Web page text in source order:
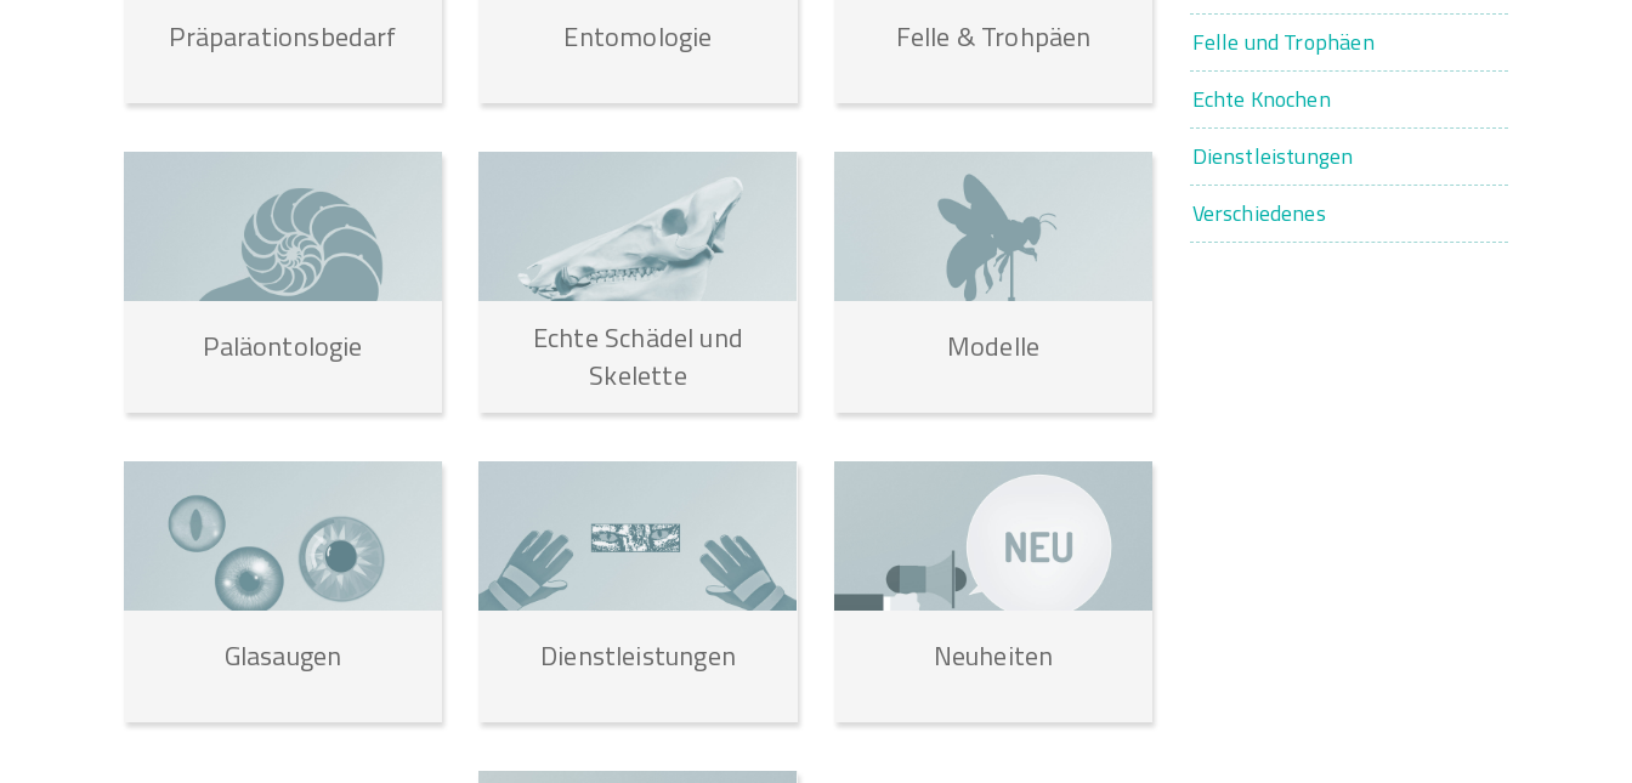
Präparationsbedarf Entomologie Felle &Trohpäen
Paläontologie Echte Schädel und
Skelette
Modelle
Glasaugen Dienstleistungen Neuheiten
Felle und Trophäen
Echte Knochen
Dienstleistungen
Verschiedenes